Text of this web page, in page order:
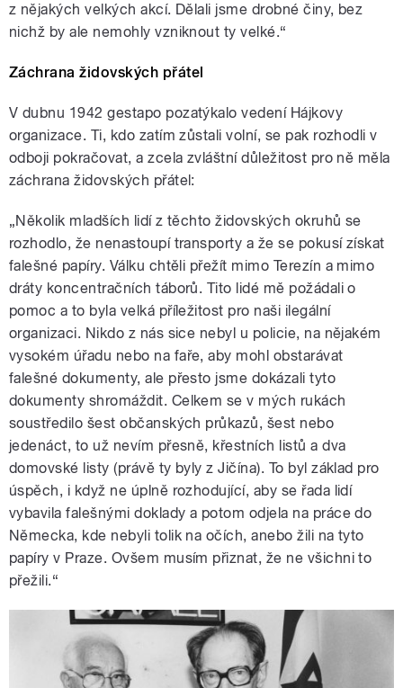
z nějakých velkých akcí. Dělali jsme drobné činy, bez
nichž by ale nemohly vzniknout ty velké.“
Záchrana židovských přátel
V dubnu 1942 gestapo pozatýkalo vedení Hájkovy
organizace. Ti, kdo zatím zůstali volní, se pak rozhodli v
odboji pokračovat, a zcela zvláštní důležitost pro ně měla
záchrana židovských přátel:
„Několik mladších lidí z těchto židovských okruhů se
rozhodlo, že nenastoupí transporty a že se pokusí získat
falešné papíry. Válku chtěli přežít mimo Terezín a mimo
dráty koncentračních táborů. Tito lidé mě požádali o
pomoc a to byla velká příležitost pro naši ilegální
organizaci. Nikdo z nás sice nebyl u policie, na nějakém
vysokém úřadu nebo na faře, aby mohl obstarávat
falešné dokumenty, ale přesto jsme dokázali tyto
dokumenty shromáždit. Celkem se v mých rukách
soustředilo šest občanských průkazů, šest nebo
jedenáct, to už nevím přesně, křestních listů a dva
domovské listy (právě ty byly z Jičína). To byl základ pro
úspěch, i když ne úplně rozhodující, aby se řada lidí
vybavila falešnými doklady a potom odjela na práce do
Německa, kde nebyli tolik na očích, anebo žili na tyto
papíry v Praze. Ovšem musím přiznat, že ne všichni to
přežili.“